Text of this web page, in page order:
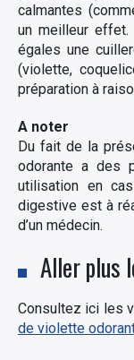
calmantes
un meilleur effet.
égales une
(violette,
préparation à
A noter
Du fait de la
odorante a des
utilisation en
digestive est à
d’un médecin.
Aller plus
Consultez ici les
de violette